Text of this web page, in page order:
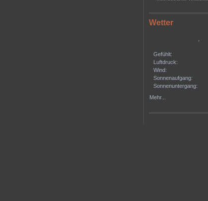
Wetter
Gefühlt:
Luftdruck:
Wind:
Sonnenaufgang:
Sonnenuntergang:
Mehr...